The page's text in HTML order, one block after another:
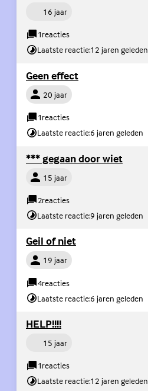
Persoon16 jaar
1reacties
Laatste reactie:12 jaren geleden
Geen effect
Persoon20 jaar
1reacties
Laatste reactie:6 jaren geleden
*** gegaan door wiet
Persoon15 jaar
2reacties
Laatste reactie:9 jaren geleden
Geil of niet
Persoon19 jaar
4reacties
Laatste reactie:6 jaren geleden
HELP!!!!
Persoon15 jaar
1reacties
Laatste reactie:12 jaren geleden